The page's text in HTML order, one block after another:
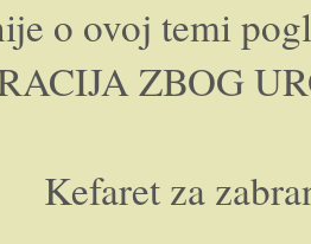
o ovoj temi
ZBOG
Kefaret za